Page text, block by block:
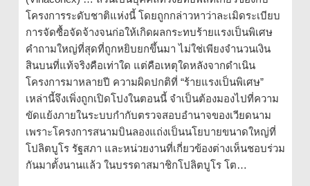
โครงการระดับชาติแห่งนี้ โดยถูกกล่าวหาว่าละเมิดระเบียบ
การจัดซื้อจัดจ้างจนก่อให้เกิดผลกระทบร้ายแรงเป็นพิเศษ
คำถามใหญ่ที่สุดที่ถูกหยิบยกขึ้นมา ไม่ใช่เพียงจำนวนเงิน
สินบนที่แท้จริงคือเท่าใด แต่คือเหตุใดหลังจากดำเนิน
โครงการมาหลายปี ความผิดปกติที่ “ร้ายแรงเป็นพิเศษ”
เหล่านี้จึงเพิ่งถูกเปิดโปงในตอนนี้ จำเป็นต้องมองไปที่ความ
ขัดแย้งภายในระบบกำกับตรวจสอบอำนาจของเวียดนาม
เพราะโครงการสนามบินลองแถ่งเป็นนโยบายขนาดใหญ่ที่
โปลิตบูโร รัฐสภา และหน่วยงานที่เกี่ยวข้องต่างเห็นชอบร่วม
กันมาตั้งนานแล้ว ในบรรดาสมาชิกโปลิตบูโร โต…